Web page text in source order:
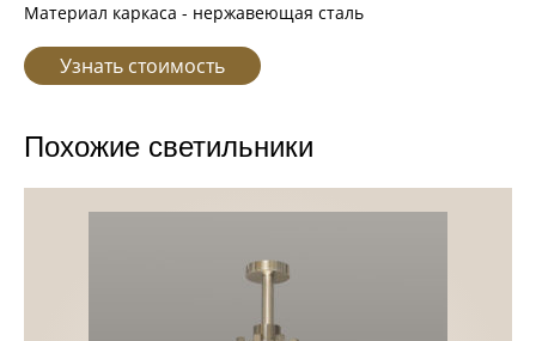
Материал каркаса - нержавеющая сталь
Узнать стоимость
Похожие светильники